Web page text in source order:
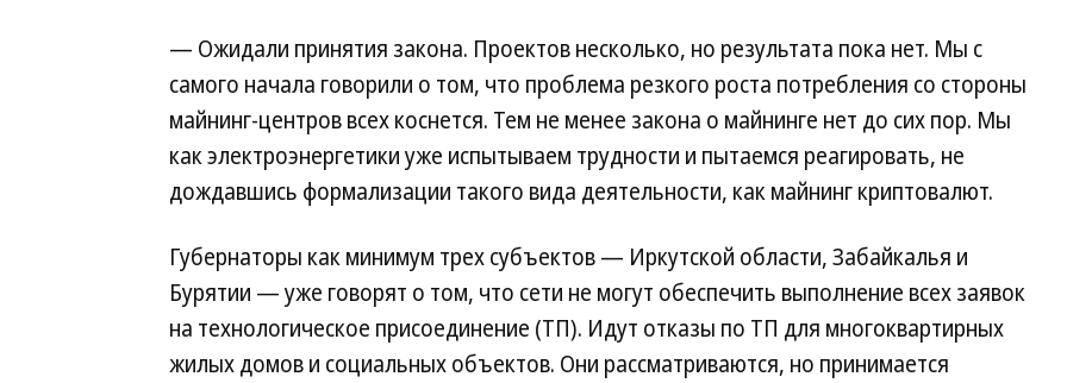
— Ожидали принятия закона. Проектов несколько, но результата пока нет. Мы с
самого начала говорили о том, что проблема резкого роста потребления со стороны
майнинг-центров всех коснется. Тем не менее закона о майнинге нет до сих пор. Мы
как электроэнергетики уже испытываем трудности и пытаемся реагировать, не
дождавшись формализации такого вида деятельности, как майнинг криптовалют.
Губернаторы как минимум трех субъектов — Иркутской области, Забайкалья и
Бурятии — уже говорят о том, что сети не могут обеспечить выполнение всех заявок
на технологическое присоединение (ТП). Идут отказы по ТП для многоквартирных
жилых домов и социальных объектов. Они рассматриваются, но принимается